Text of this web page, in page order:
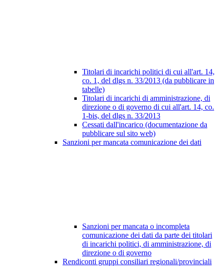
Titolari di incarichi politici di cui all'art. 14,
co. 1, del dlgs n. 33/2013 (da pubblicare in
tabelle)
Titolari di incarichi di amministrazione, di
direzione o di governo di cui all'art. 14, co.
1-bis, del dlgs n. 33/2013
Cessati dall'incarico (documentazione da
pubblicare sul sito web)
Sanzioni per mancata comunicazione dei dati
Sanzioni per mancata o incompleta
comunicazione dei dati da parte dei titolari
di incarichi politici, di amministrazione, di
direzione o di governo
Rendiconti gruppi consiliari regionali/provinciali